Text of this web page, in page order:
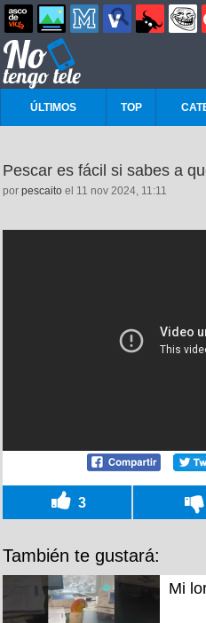
ÚLTIMOS TOP
Pescar es fácil si sabes a
por pescaito el 11 nov 2024, 11:11
3
También te gustará:
Mi